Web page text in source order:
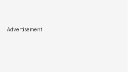
Advertisement